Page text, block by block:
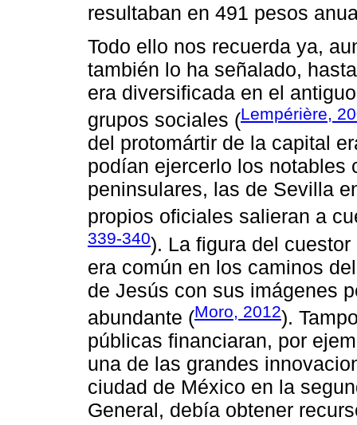
resultaban en 491 pesos
Todo ello nos recuerda ya,
también lo ha señalado,
era diversificada en el
grupos sociales (Lempérière,
del protomártir de la capital
podían ejercerlo los
peninsulares, las de Sevilla
propios oficiales salieran a
339-340). La figura del
era común en los caminos
de Jesús con sus imágenes
abundante (Moro, 2012).
públicas financiaran, por
una de las grandes
ciudad de México en la
General, debía obtener